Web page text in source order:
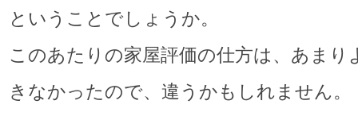
ということでしょうか。
このあたりの家屋評価の仕方は、あまり
きなかったので、違うかもしれません。